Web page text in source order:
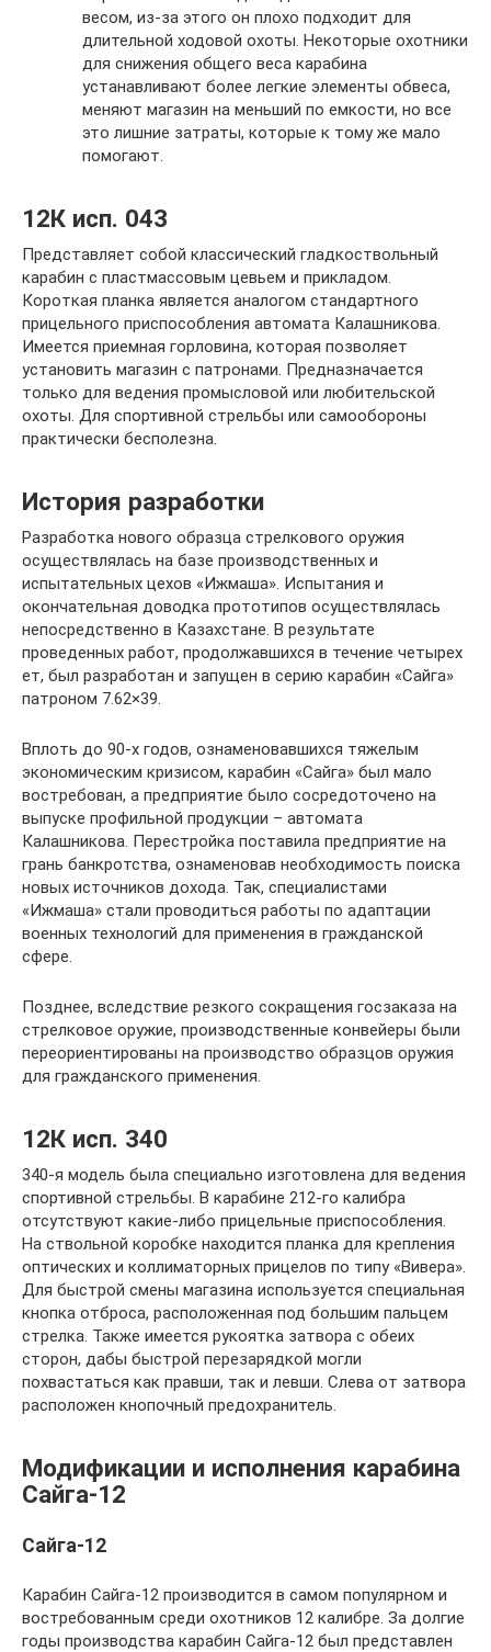
весом, из-за этого он плохо подходит для
длительной ходовой охоты. Некоторые охотники
для снижения общего веса карабина
устанавливают более легкие элементы обвеса,
меняют магазин на меньший по емкости, но все
это лишние затраты, которые к тому же мало
помогают.
12К исп. 043
Представляет собой классический гладкоствольный
карабин с пластмассовым цевьем и прикладом.
Короткая планка является аналогом стандартного
прицельного приспособления автомата Калашникова.
Имеется приемная горловина, которая позволяет
установить магазин с патронами. Предназначается
только для ведения промысловой или любительской
охоты. Для спортивной стрельбы или самообороны
практически бесполезна.
История разработки
Разработка нового образца стрелкового оружия
осуществлялась на базе производственных и
испытательных цехов «Ижмаша». Испытания и
окончательная доводка прототипов осуществлялась
непосредственно в Казахстане. В результате
проведенных работ, продолжавшихся в течение четырех
ет, был разработан и запущен в серию карабин «Сайга»
патроном 7.62×39.
Вплоть до 90-х годов, ознаменовавшихся тяжелым
экономическим кризисом, карабин «Сайга» был мало
востребован, а предприятие было сосредоточено на
выпуске профильной продукции – автомата
Калашникова. Перестройка поставила предприятие на
грань банкротства, ознаменовав необходимость поиска
новых источников дохода. Так, специалистами
«Ижмаша» стали проводиться работы по адаптации
военных технологий для применения в гражданской
сфере.
Позднее, вследствие резкого сокращения госзаказа на
стрелковое оружие, производственные конвейеры были
переориентированы на производство образцов оружия
для гражданского применения.
12К исп. 340
340-я модель была специально изготовлена для ведения
спортивной стрельбы. В карабине 212-го калибра
отсутствуют какие-либо прицельные приспособления.
На ствольной коробке находится планка для крепления
оптических и коллиматорных прицелов по типу «Вивера».
Для быстрой смены магазина используется специальная
кнопка отброса, расположенная под большим пальцем
стрелка. Также имеется рукоятка затвора с обеих
сторон, дабы быстрой перезарядкой могли
похвастаться как правши, так и левши. Слева от затвора
расположен кнопочный предохранитель.
Модификации и исполнения карабина
Сайга-12
Сайга-12
Карабин Сайга-12 производится в самом популярном и
востребованным среди охотников 12 калибре. За долгие
годы производства карабин Сайга-12 был представлен